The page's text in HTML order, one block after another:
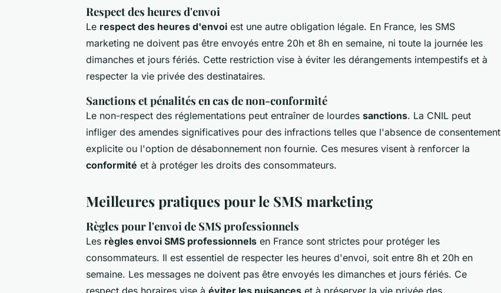
Respect des heures d'envoi
Le respect des heures d'envoi est une autre obligation légale. En France, les SMS
marketing ne doivent pas être envoyés entre 20h et 8h en semaine, ni toute la journée les
dimanches et jours fériés. Cette restriction vise à éviter les dérangements intempestifs et à
respecter la vie privée des destinataires.
Sanctions et pénalités en cas de non-conformité
Le non-respect des réglementations peut entraîner de lourdes sanctions. La CNIL peut
infliger des amendes significatives pour des infractions telles que l'absence de consentement
explicite ou l'option de désabonnement non fournie. Ces mesures visent à renforcer la
conformité et à protéger les droits des consommateurs.
Meilleures pratiques pour le SMS marketing
Règles pour l'envoi de SMS professionnels
Les règles envoi SMS professionnels en France sont strictes pour protéger les
consommateurs. Il est essentiel de respecter les heures d'envoi, soit entre 8h et 20h en
semaine. Les messages ne doivent pas être envoyés les dimanches et jours fériés. Ce
respect des horaires vise à éviter les nuisances et à préserver la vie privée des